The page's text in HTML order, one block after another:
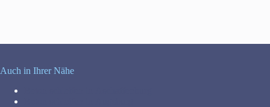
Auch in Ihrer Nähe